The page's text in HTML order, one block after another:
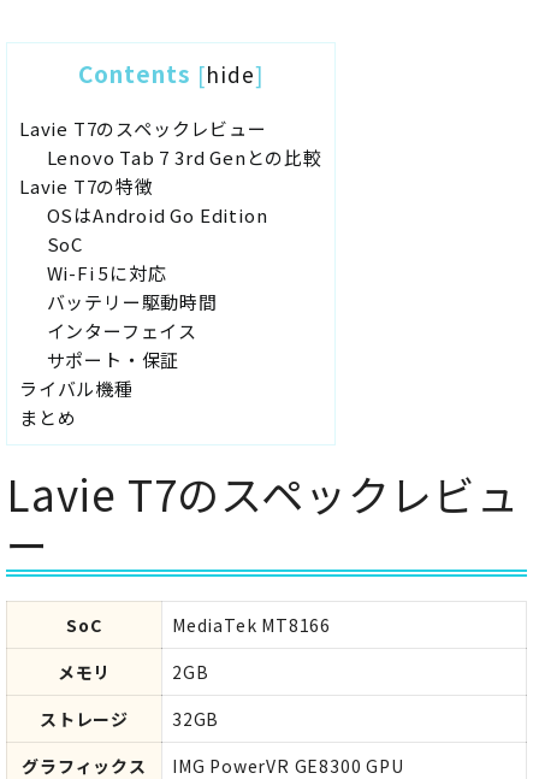
Contents [hide]
Lavie T7のスペックレビュー
Lenovo Tab 7 3rd Genとの比較
Lavie T7の特徴
OSはAndroid Go Edition
SoC
Wi-Fi 5に対応
バッテリー駆動時間
インターフェイス
サポート・保証
ライバル機種
まとめ
Lavie T7のスペックレビュ
ー
SoC
MediaTek MT8166
メモリ
2GB
ストレージ
32GB
グラフィックス
IMG PowerVR GE8300 GPU